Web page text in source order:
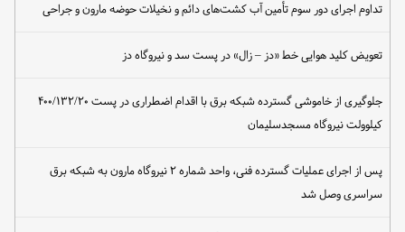
تداوم اجرای دور سوم تأمین آب کشت‌های دائم و نخیلات حوضه مارون و جراحی
تعویض کلید هوایی خط «دز – زال» در پست سد و نیروگاه دز
جلوگیری از خاموشی گسترده شبکه برق با اقدام اضطراری در پست ۴۰۰/۱۳۲/۲۰
کیلوولت نیروگاه مسجدسلیمان
پس از اجرای عملیات گسترده فنی، واحد شماره ۲ نیروگاه مارون به شبکه برق
سراسری وصل شد